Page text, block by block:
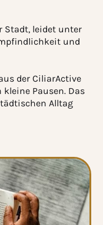
Stadt, leidet unter
und
der CiliarActive
Pausen. Das
Alltag